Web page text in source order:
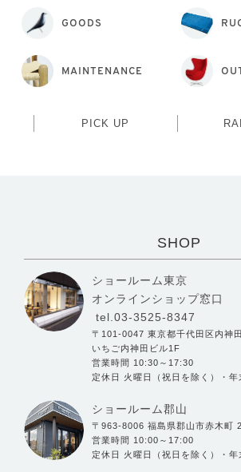
GOODS
MAINTENANCE
PICK UP
SHOP
ショールーム東京
オンラインショップ窓口
tel.03-3525-8347
〒101-0047 東京都千代田区内神
いちご内神田ビル1F
営業時間 10:30～17:30
定休日 火曜日（祝日を除く）・年
ショールーム郡山
〒963-8006 福島県郡山市赤木町
営業時間 10:00～17:00
定休日 火曜日（祝日を除く）・年